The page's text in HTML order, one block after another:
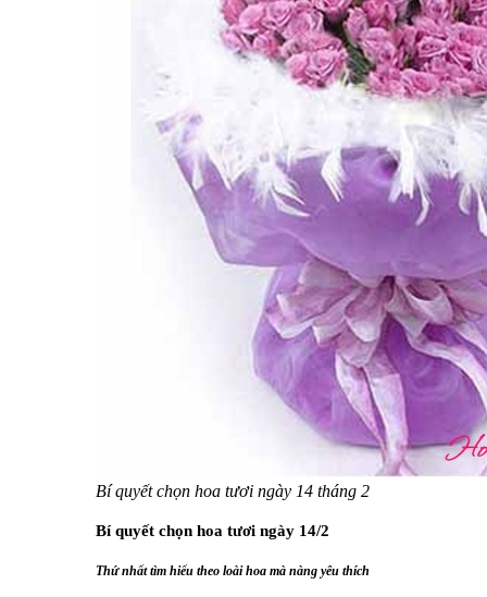
Bí quyết chọn hoa tươi ngày 14 tháng 2
Bí quyết chọn hoa tươi ngày 14/2
Thứ nhất tìm hiểu theo loài hoa mà nàng yêu thích